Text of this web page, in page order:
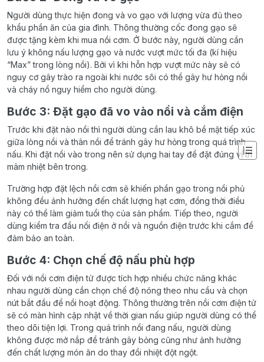
Người dùng thực hiện đong và vo gạo với lượng vừa đủ theo
khẩu phần ăn của gia đình. Thông thường cốc đong gạo sẽ
được tặng kèm khi mua nồi cơm. Ở bước này, người dùng cần
lưu ý không nấu lượng gạo và nước vượt mức tối đa (kí hiệu
“Max” trong lòng nồi). Bởi vì khi hỗn hợp vượt mức này sẽ có
nguy cơ gây trào ra ngoài khi nước sôi có thể gây hư hỏng nồi
và cháy nổ nguy hiểm cho người dùng.
Bước 3: Đặt gạo đã vo vào nồi và cắm điện
Trước khi đặt nào nồi thì người dùng cần lau khô bề mặt tiếp xúc
giữa lòng nồi và thân nồi để tránh gây hư hỏng trong quá trình
nấu. Khi đặt nồi vào trong nên sử dụng hai tay để đặt đúng vị trí
mâm nhiệt bên trong.
Trường hợp đặt lệch nồi cơm sẽ khiến phần gạo trong nồi phủ
không đều ảnh hưởng đến chất lượng hạt cơm, đồng thời điều
này có thể làm giảm tuổi thọ của sản phẩm. Tiếp theo, người
dùng kiểm tra đầu nối điện ở nồi và nguồn điện trước khi cắm để
đảm bảo an toàn.
Bước 4: Chọn chế độ nấu phù hợp
Đối với nồi cơm điện tử được tích hợp nhiều chức năng khác
nhau người dùng cần chọn chế độ nóng theo nhu cầu và chọn
nút bắt đầu để nồi hoạt động. Thông thường trên nồi cơm điện tử
sẽ có màn hình cập nhật về thời gian nấu giúp người dùng có thể
theo dõi tiện lợi. Trong quá trình nồi đang nấu, người dùng
không được mở nắp để tránh gây bỏng cũng như ảnh hưởng
đến chất lượng món ăn do thay đổi nhiệt đột ngột.